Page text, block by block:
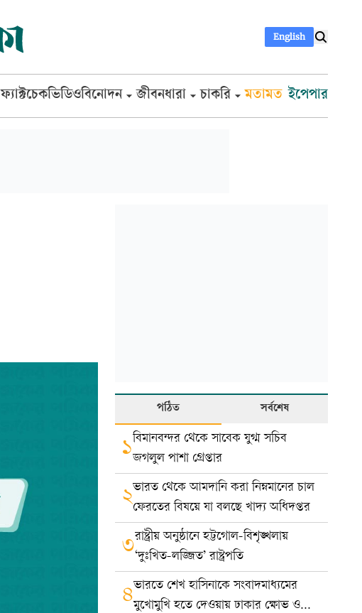
English
ফ্যাক্টচেকভিডিওবিনোদন জীবনধারা চাকরি মতামত ইপেপার
পঠিত সর্বশেষ
১বিমানবন্দর থেকে সাবেক যুগ্ম সচিব
জগলুল পাশা গ্রেপ্তার
২ভারত থেকে আমদানি করা নিম্নমানের চাল
ফেরতের বিষয়ে যা বলছে খাদ্য অধিদপ্তর
৩রাষ্ট্রীয় অনুষ্ঠানে হট্টগোল-বিশৃঙ্খলায়
‘দুঃখিত-লজ্জিত’ রাষ্ট্রপতি
৪ভারতে শেখ হাসিনাকে সংবাদমাধ্যমের
মুখোমুখি হতে দেওয়ায় ঢাকার ক্ষোভ ও